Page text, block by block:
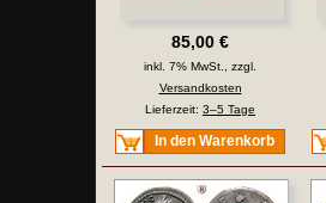
85,00 €
inkl. 7% MwSt., zzgl.
Versandkosten
Lieferzeit: 3–5 Tage
In den Warenkorb